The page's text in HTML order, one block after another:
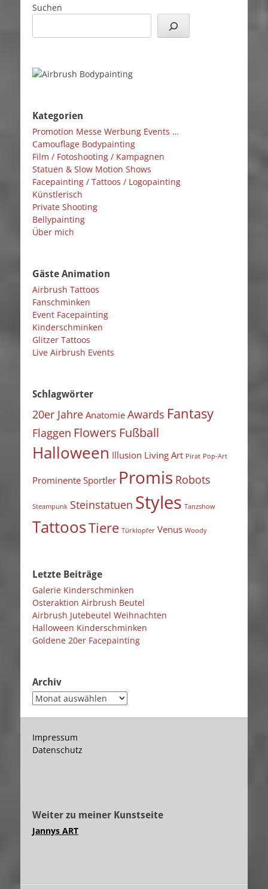
Suchen
Kategorien
Promotion Messe Werbung Events …
Camouflage Bodypainting
Film / Fotoshooting / Kampagnen
Statuen & Slow Motion Shows
Facepainting / Tattoos / Logopainting
Künstlerisch
Private Shooting
Bellypainting
Über mich
Gäste Animation
Airbrush Tattoos
Fanschminken
Event Facepainting
Kinderschminken
Glitzer Tattoos
Live Airbrush Events
Schlagwörter
20er Jahre Anatomie Awards Fantasy
Flaggen Flowers Fußball
Halloween Illusion Living Art Pirat Pop-Art
Prominente Sportler Promis Robots
Steampunk Steinstatuen Styles Tanzshow
TattoosTiere Türklopfer Venus Woody
Letzte Beiträge
Galerie Kinderschminken
Osteraktion Airbrush Beutel
Airbrush Jutebeutel Weihnachten
Halloween Kinderschminken
Goldene 20er Facepainting
Archiv
Archiv
Impressum
Datenschutz
Weiter zu meiner Kunstseite
Jannys ART